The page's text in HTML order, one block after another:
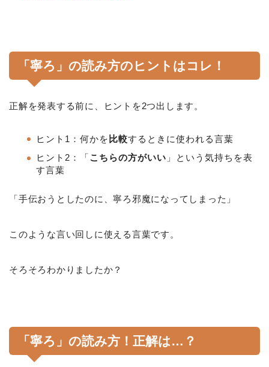
「寧ろ」の読み方のヒントはコレ！
正解を発表する前に、ヒントを2つ出します。
ヒント1：何かを 比較するときに使われる言葉
ヒント2：「こちらの方がいい 」という気持ちを表
す言葉
「手伝おうとしたのに、寧ろ邪魔になってしまった」
このような言い回しに使える言葉です。
そろそろわかりましたか？
「寧ろ」の読み方！正解は…？